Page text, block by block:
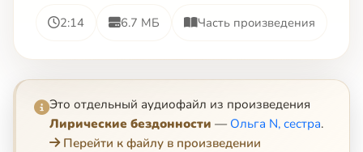
2:14 6.7 МБ Часть произведения
Это отдельный аудиофайл из произведения
Лирические бездонности — Ольга N, сестра.
Перейти к файлу в произведении